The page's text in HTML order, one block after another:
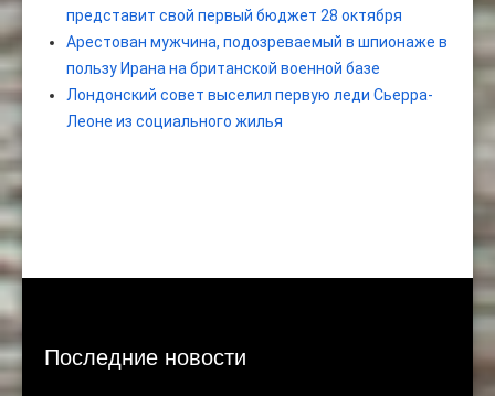
представит свой первый бюджет 28 октября
Арестован мужчина, подозреваемый в шпионаже в
пользу Ирана на британской военной базе
Лондонский совет выселил первую леди Сьерра-
Леоне из социального жилья
Последние новости